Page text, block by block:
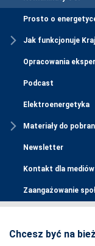
Prosto o
Jak funkcjonuje
Opracowania
Podcast
Elektroenergetyka
Materiały do
Newsletter
Kontakt dla mediów
Zaangażowanie
Chcesz być na